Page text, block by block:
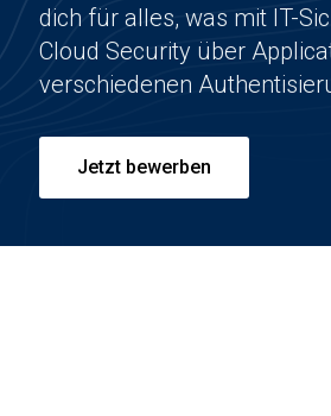
dich für alles, was mit IT-
Cloud Security über
verschiedenen
Jetzt bewerben